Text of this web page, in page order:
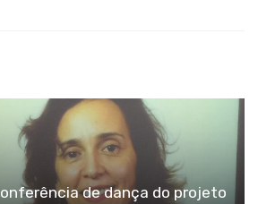
de dança do projeto